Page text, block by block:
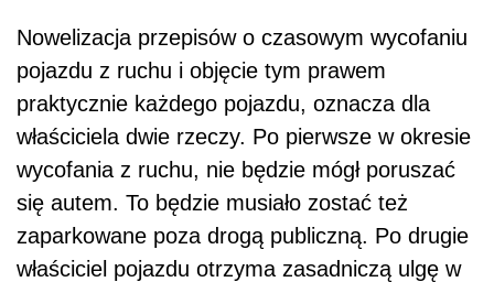
Nowelizacja przepisów o czasowym wycofaniu
pojazdu z ruchu i objęcie tym prawem
praktycznie każdego pojazdu, oznacza dla
właściciela dwie rzeczy. Po pierwsze w okresie
wycofania z ruchu, nie będzie mógł poruszać
się autem. To będzie musiało zostać też
zaparkowane poza drogą publiczną. Po drugie
właściciel pojazdu otrzyma zasadniczą ulgę w